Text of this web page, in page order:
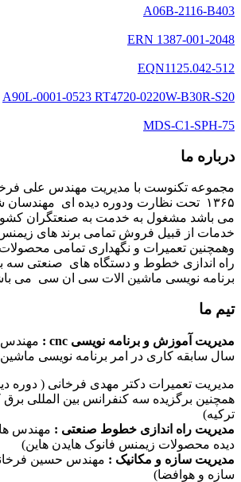
A06B-2116-B403
ERN 1387-001-2048
EQN1125.042-512
A90L-0001-0523 RT4720-0220W-B30R-S20
MDS-C1-SPH-75
درباره ما
مجموعه تکنوست با مدیریت مهندس علی
۱۳۶۵ تحت نظارت ودوره دیده ای
می باشد مشغول به خدمت به صنعتگران
خدمات از قبیل فروش تمامی برند های زیمنس
وهمچنین تعمیرات و نگهداری تمامی
راه اندازی خطوط و دستگاه های صنعتی سه
برنامه نویسی ماشین الات سی ان سی می
تیم ما
مدیریت آموزش و برنامه نویسی cnc :
سال سابقه کاری در امر برنامه نویسی
مدیریت تعمیرات دکتر مهدی فرخانی ( دوره
همچنین برگزیده سه کنفرانس بین المللی
ترکیه)
مدیریت راه اندازی خطوط صنعتی : مهندس
دیده محصولات زیمنس فانوک هایدن هاین)
مدیریت سازه و مکانیک : مهندس حسین
سازه و هوافضا)